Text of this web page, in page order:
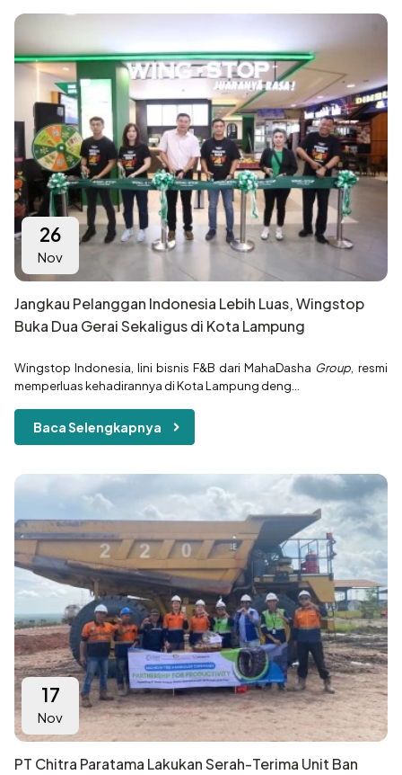
26
Nov
Jangkau Pelanggan Indonesia Lebih Luas, Wingstop
Buka Dua Gerai Sekaligus di Kota Lampung
Wingstop Indonesia, lini bisnis F&B dari MahaDasha Group, resmi
memperluas kehadirannya di Kota Lampung deng...
Baca Selengkapnya
17
Nov
PT Chitra Paratama Lakukan Serah-Terima Unit Ban